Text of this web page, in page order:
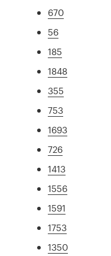
670
56
185
1848
355
753
1693
726
1413
1556
1591
1753
1350